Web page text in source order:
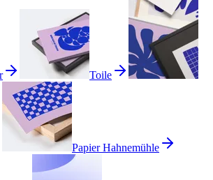
Toile
Papier Hahnemühle